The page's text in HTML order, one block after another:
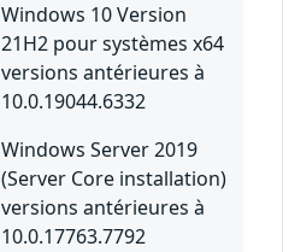
Windows 10 Version
21H2 pour systèmes x64
versions antérieures à
10.0.19044.6332
Windows Server 2019
(Server Core installation)
versions antérieures à
10.0.17763.7792